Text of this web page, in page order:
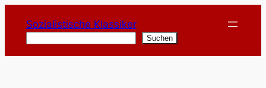
Inhalt
springen
Sozialistische Klassiker
Suchen